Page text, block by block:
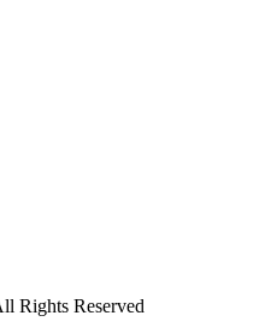
Rights Reserved